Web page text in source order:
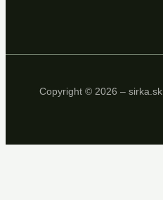
Copyright © 2026 – sirka.sk